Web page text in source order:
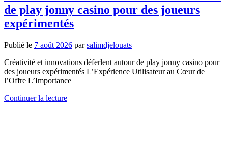
de play jonny casino pour des joueurs
expérimentés
Publié le 7 août 2026 parsalimdjelouats
Créativité et innovations déferlent autour de play jonny casino pour
des joueurs expérimentés L’Expérience Utilisateur au Cœur de
l’Offre L’Importance
Continuer la lecture